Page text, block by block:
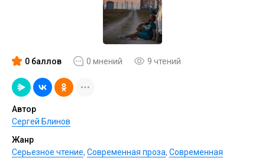
0 баллов 0 мнений 9 чтений
Автор
Сергей Блинов
Жанр
Серьезное чтение, Современная проза, Современная